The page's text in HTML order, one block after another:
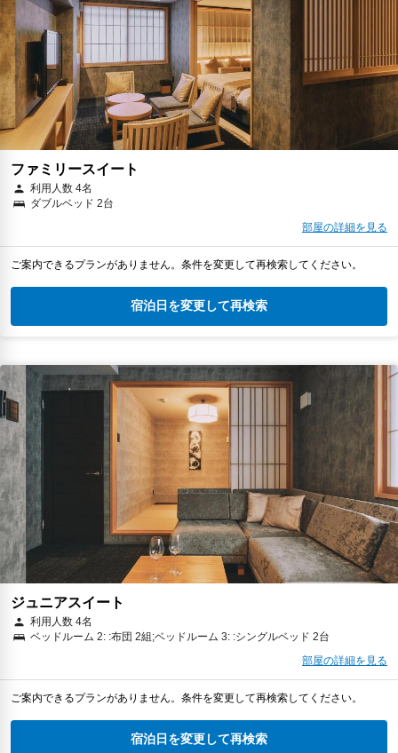
ファミリースイート
利用人数 4名
ダブルベッド 2台
部屋の詳細を見る
ご案内できるプランがありません。条件を変更して再検索してください。
宿泊日を変更して再検索
ジュニアスイート
利用人数 4名
ベッドルーム 2: :布団 2組;ベッドルーム 3: :シングルベッド 2台
部屋の詳細を見る
ご案内できるプランがありません。条件を変更して再検索してください。
宿泊日を変更して再検索